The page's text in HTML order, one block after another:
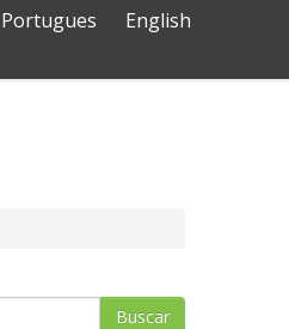
Portugues English
Buscar